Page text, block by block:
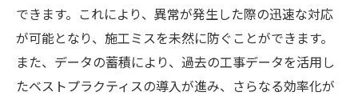
できます。これにより、異常が発生した際の迅速な対応
が可能となり、施工ミスを未然に防ぐことができます。
また、データの蓄積により、過去の工事データを活用し
たベストプラクティスの導入が進み、さらなる効率化が